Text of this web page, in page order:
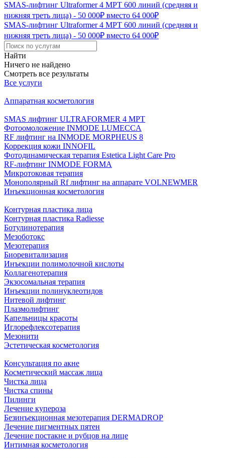
SMAS-лифтинг Ultraformer 4 MPT 600 линий (средняя и
нижняя треть лица) - 50 000₽ вместо 64 000₽
SMAS-лифтинг Ultraformer 4 MPT 600 линий (средняя и
нижняя треть лица) - 50 000₽ вместо 64 000₽
Найти
Ничего не найдено
Смотреть все результаты
Все услуги
Аппаратная косметология
SMAS лифтинг ULTRAFORMER 4 MРТ
Фотоомоложение INMODE LUMECCA
RF лифтинг на INMODE MORPHEUS 8
Коррекция кожи INNOFIL
Фотодинамическая терапия Estetica Light Care Pro
RF-лифтинг INMODE FORMA
Микротоковая терапия
Монополярный Rf лифтинг на аппарате VOLNEWMER
Инъекционная косметология
Контурная пластика лица
Контурная пластика Radiesse
Ботулинотерапия
Мезоботокс
Мезотерапия
Биоревитализация
Инъекции полимолочной кислоты
Коллагенотерапия
Экзосомальная терапия
Инъекции полинуклеотидов
Нитевой лифтинг
Плазмолифтинг
Капельницы красоты
Иглорефлексотерапия
Мезонити
Эстетическая косметология
Консультация по акне
Косметический массаж лица
Чистка лица
Чистка спины
Пилинги
Лечение купероза
Безинъекционная мезотерапия DERMADROP
Лечение пигментных пятен
Лечение постакне и рубцов на лице
Интимная косметология